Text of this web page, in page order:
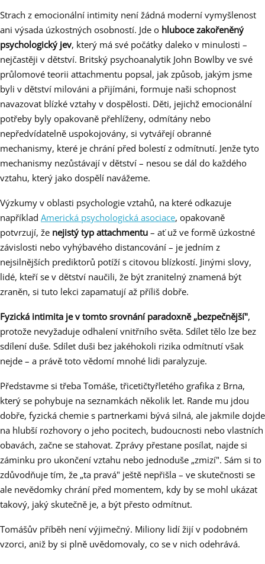
Strach z emocionální intimity není žádná moderní vymyšlenost
ani výsada úzkostných osobností. Jde o hluboce zakořeněný
psychologický jev, který má své počátky daleko v minulosti –
nejčastěji v dětství. Britský psychoanalytik John Bowlby ve své
průlomové teorii attachmentu popsal, jak způsob, jakým jsme
byli v dětství milováni a přijímáni, formuje naši schopnost
navazovat blízké vztahy v dospělosti. Děti, jejichž emocionální
potřeby byly opakovaně přehlíženy, odmítány nebo
nepředvídatelně uspokojovány, si vytvářejí obranné
mechanismy, které je chrání před bolestí z odmítnutí. Jenže tyto
mechanismy nezůstávají v dětství – nesou se dál do každého
vztahu, který jako dospělí navážeme.
Výzkumy v oblasti psychologie vztahů, na které odkazuje
například Americká psychologická asociace, opakovaně
potvrzují, že nejistý typ attachmentu – ať už ve formě úzkostné
závislosti nebo vyhýbavého distancování – je jedním z
nejsilnějších prediktorů potíží s citovou blízkostí. Jinými slovy,
lidé, kteří se v dětství naučili, že být zranitelný znamená být
zraněn, si tuto lekci zapamatují až příliš dobře.
Fyzická intimita je v tomto srovnání paradoxně „bezpečnější",
protože nevyžaduje odhalení vnitřního světa. Sdílet tělo lze bez
sdílení duše. Sdílet duši bez jakéhokoli rizika odmítnutí však
nejde – a právě toto vědomí mnohé lidi paralyzuje.
Představme si třeba Tomáše, třicetičtyřletého grafika z Brna,
který se pohybuje na seznamkách několik let. Rande mu jdou
dobře, fyzická chemie s partnerkami bývá silná, ale jakmile dojde
na hlubší rozhovory o jeho pocitech, budoucnosti nebo vlastních
obavách, začne se stahovat. Zprávy přestane posílat, najde si
záminku pro ukončení vztahu nebo jednoduše „zmizí". Sám si to
zdůvodňuje tím, že „ta pravá" ještě nepřišla – ve skutečnosti se
ale nevědomky chrání před momentem, kdy by se mohl ukázat
takový, jaký skutečně je, a být přesto odmítnut.
Tomášův příběh není výjimečný. Miliony lidí žijí v podobném
vzorci, aniž by si plně uvědomovaly, co se v nich odehrává.